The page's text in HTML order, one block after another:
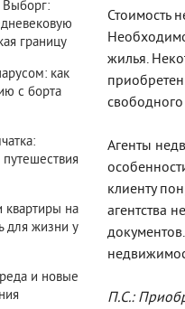
Выборг:
границу
как
с борта
квартиры на
для жизни у
и новые
Стоимость
жилья.
Агенты
клиенту
агентства
П.С.: